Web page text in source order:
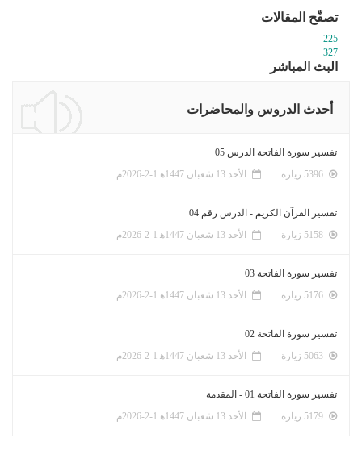
تصفّح المقالات
225
327
البث المباشر
أحدث الدروس والمحاضرات
تفسير سورة الفاتحة الدرس 05
الأحد 13 شعبان 1447ﻫ 1-2-2026م
تفسير القرآن الكريم - الدرس رقم 04
الأحد 13 شعبان 1447ﻫ 1-2-2026م
تفسير سورة الفاتحة 03
الأحد 13 شعبان 1447ﻫ 1-2-2026م
تفسير سورة الفاتحة 02
الأحد 13 شعبان 1447ﻫ 1-2-2026م
تفسير سورة الفاتحة 01 - المقدمة
الأحد 13 شعبان 1447ﻫ 1-2-2026م